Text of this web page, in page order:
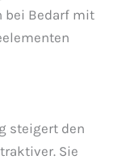
bei Bedarf mit
steigert den
Sie